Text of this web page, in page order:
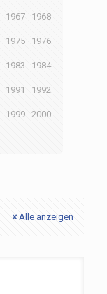
1967 1968
1975 1976
1983 1984
1991 1992
1999 2000
Alle anzeigen